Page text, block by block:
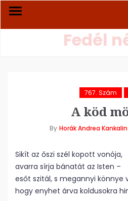
Fedél
767. Szám
A köd
By Horák Andrea Kankalin
Sikít az őszi szél kopott vonója,
avarra sírja bánatát az Isten –
esőt szitál, s megannyi könnye
hogy enyhet árva koldusokra